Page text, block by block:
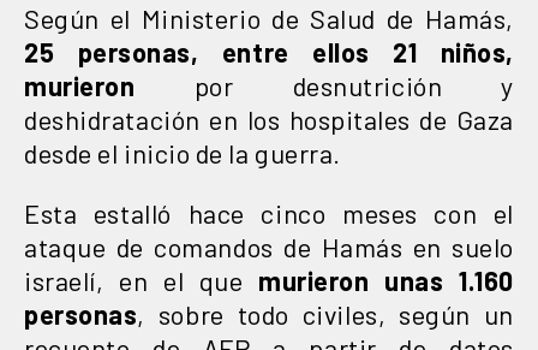
Según el Ministerio de Salud de Hamás,
25 personas, entre ellos 21 niños,
murieron por desnutrición y
deshidratación en los hospitales de Gaza
desde el inicio de la guerra.
Esta estalló hace cinco meses con el
ataque de comandos de Hamás en suelo
israelí, en el que murieron unas 1.160
personas, sobre todo civiles, según un